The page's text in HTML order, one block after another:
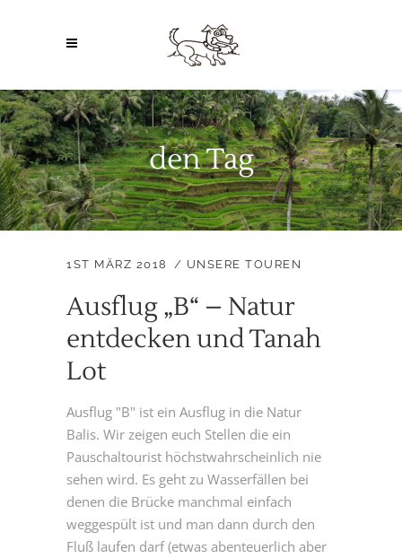
den Tag
1ST MÄRZ 2018 UNSERE TOUREN
Ausflug „B“ – Natur
entdecken und Tanah
Lot
Ausflug "B" ist ein Ausflug in die Natur
Balis. Wir zeigen euch Stellen die ein
Pauschaltourist höchstwahrscheinlich nie
sehen wird. Es geht zu Wasserfällen bei
denen die Brücke manchmal einfach
weggespült ist und man dann durch den
Fluß laufen darf (etwas abenteuerlich aber